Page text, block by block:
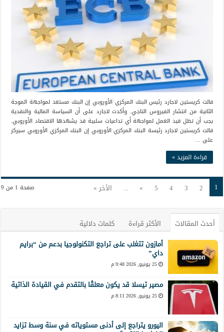
قالت كريستين لاجارد رئيس البنك المركزي الأوروبي إن البنك مستعد لمواجهة الموجة
الثانية من انتشار الفيروس التاجي. وأكدت لاجارد على أن السياسة المالية والنقدية
يجب أن تظل قيد العمل لمواجهة أي تداعيات سلبية قد يشهدها الاقتصاد الأوروبي.
قالت كريستين لاجارد رئيسة البنك المركزي الأوروبي إن البنك المركزي الأوروبي سيركز
على …
قراءة المزيد »
صفحة 1 من 9 1
2
3
4
5
»
... الأخر »
أحدث المقالات الأكثر قراءة
كلمات دلالية
أمازون تتغلب على تراجع التكنولوجيا بدعم من “برايم
داي”
25 يونيو, 2026 9:48 م
مصير تيسلا قد يكون معلقًا بالتقدم في القيادة الذاتية
25 يونيو, 2026 8:11 م
اليورو يتراجع إلى أدنى مستوياته في سنة وسط تزايد